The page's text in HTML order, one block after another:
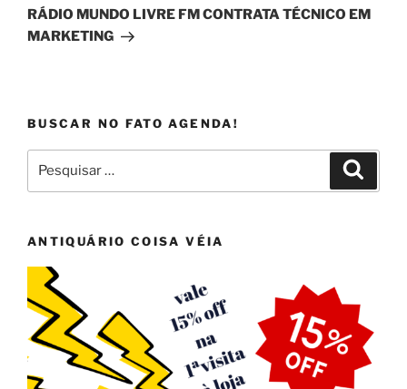
post
RÁDIO MUNDO LIVRE FM CONTRATA TÉCNICO EM
MARKETING
BUSCAR NO FATO AGENDA!
por:
ANTIQUÁRIO COISA VÉIA